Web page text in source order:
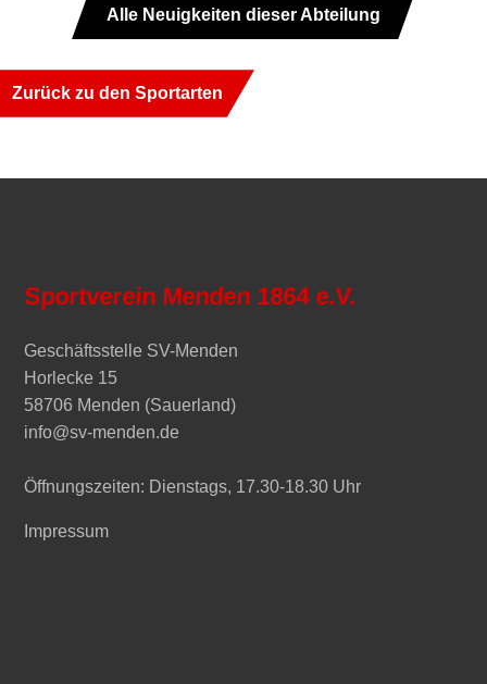
Alle Neuigkeiten dieser Abteilung
Zurück zu den Sportarten
Sportverein Menden 1864 e.V.
Geschäftsstelle SV-Menden
Horlecke 15
58706 Menden (Sauerland)
info@sv-menden.de
Öffnungszeiten: Dienstags, 17.30-18.30 Uhr
Impressum